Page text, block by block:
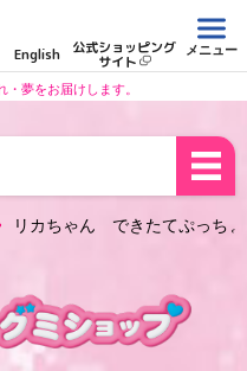
English 公式ショッピング
サイト
メニュー
・夢をお届けします。
リカちゃん できたてぷっち